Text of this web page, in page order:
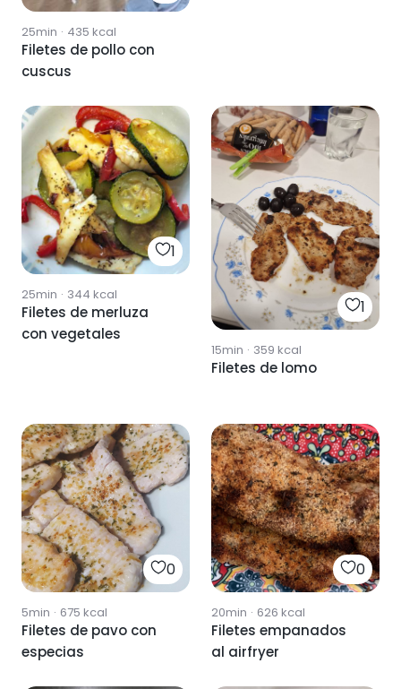
25min · 435 kcal
Filetes de pollo con
cuscus
1
25min · 344 kcal
Filetes de merluza
con vegetales
1
15min · 359 kcal
Filetes de lomo
0
5min · 675 kcal
Filetes de pavo con
especias
0
20min · 626 kcal
Filetes empanados
al airfryer